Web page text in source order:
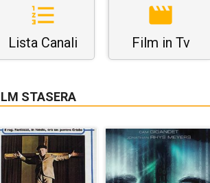
Lista Canali Film in Tv
STASERA